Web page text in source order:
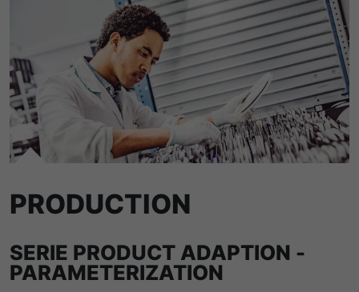
PRODUCTION
SERIE PRODUCT ADAPTION ­
PARAMETERIZATION